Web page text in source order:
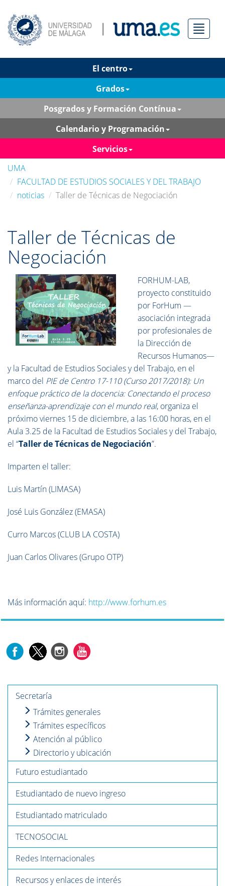
Menú
El centro
Grados
Posgrados y Formación Contínua
Calendario y Programación
Servicios
UMA
FACULTAD DE ESTUDIOS SOCIALES Y DEL TRABAJO
noticias
Taller de Técnicas de Negociación
Taller de Técnicas de
Negociación
FORHUM-LAB,
proyecto constituido
por ForHum —
asociación integrada
por profesionales de
la Dirección de
Recursos Humanos—
y la Facultad de Estudios Sociales y del Trabajo, en el
marco del PIE de Centro 17-110 (Curso 2017/2018): Un
enfoque práctico de la docencia: Conectando el proceso
enseñanza-aprendizaje con el mundo real, organiza el
próximo viernes 15 de diciembre, a las 16:00 horas, en el
Aula 3.25 de la Facultad de Estudios Sociales y del Trabajo,
el “Taller de Técnicas de Negociación”.
Imparten el taller:
Luis Martín (LIMASA)
José Luis González (EMASA)
Curro Marcos (CLUB LA COSTA)
Juan Carlos Olivares (Grupo OTP)
Más información aquí: http://www.forhum.es
Secretaría
Trámites generales
Trámites específicos
Atención al público
Directorio y ubicación
Futuro estudiantado
Estudiantado de nuevo ingreso
Estudiantado matriculado
TECNOSOCIAL
Redes Internacionales
Recursos y enlaces de interés